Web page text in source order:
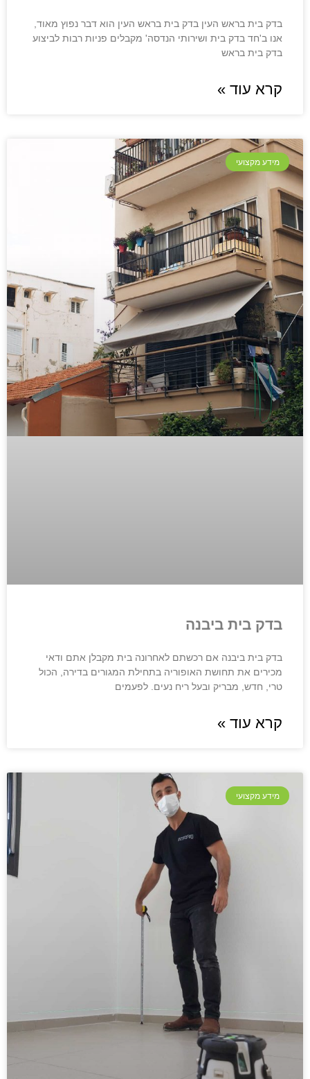
בדק בית בראש העין בדק בית בראש העין הוא דבר נפוץ מאוד,
אנו ב'חד בדק בית ושירותי הנדסה' מקבלים פניות רבות לביצוע
בדק בית בראש
קרא עוד »
מידע מקצועי
בדק בית ביבנה
בדק בית ביבנה אם רכשתם לאחרונה בית מקבלן אתם ודאי
מכירים את תחושת האופוריה בתחילת המגורים בדירה, הכול
טרי, חדש, מבריק ובעל ריח נעים. לפעמים
קרא עוד »
מידע מקצועי